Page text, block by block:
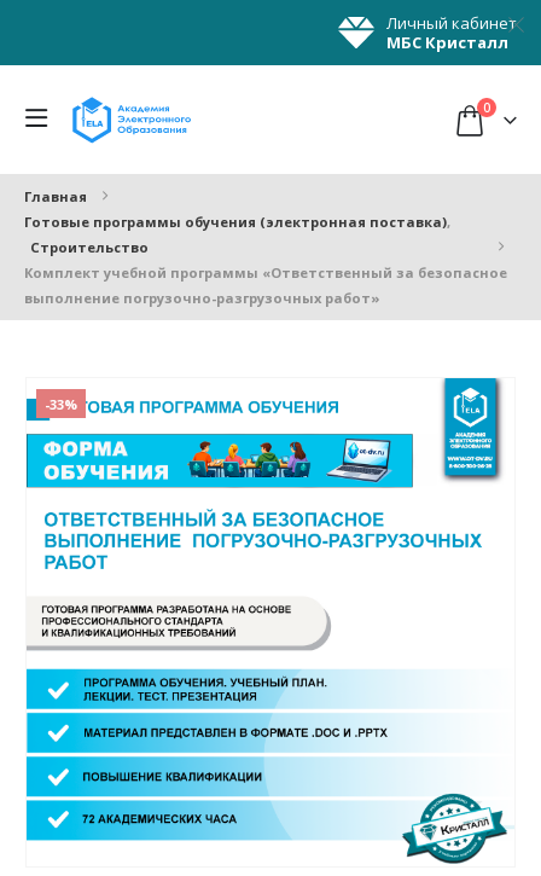
Личный кабинет
МБС Кристалл
0
Главная
Готовые программы обучения (электронная поставка),
Строительство
Комплект учебной программы «Ответственный за безопасное
выполнение погрузочно-разгрузочных работ»
-33%